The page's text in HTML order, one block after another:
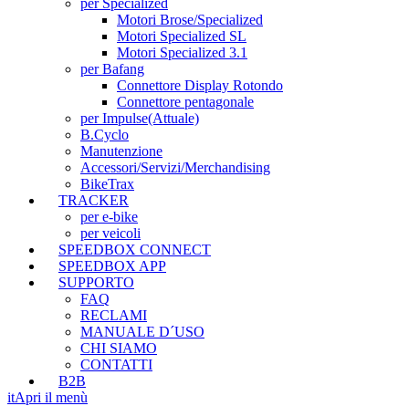
per Specialized
Motori Brose/Specialized
Motori Specialized SL
Motori Specialized 3.1
per Bafang
Connettore Display Rotondo
Connettore pentagonale
per Impulse(Attuale)
B.Cyclo
Manutenzione
Accessori/Servizi/Merchandising
BikeTrax
TRACKER
per e-bike
per veicoli
SPEEDBOX CONNECT
SPEEDBOX APP
SUPPORTO
FAQ
RECLAMI
MANUALE D´USO
CHI SIAMO
CONTATTI
B2B
itApri il menù